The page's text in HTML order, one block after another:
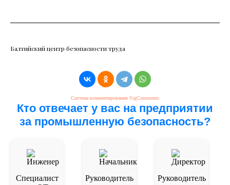
Балтийский центр безопасности труда
Система комментирования SigComments
Кто отвечает у вас на предприятии
за промышленную безопасность?
Специалист
Руководитель
Руководитель